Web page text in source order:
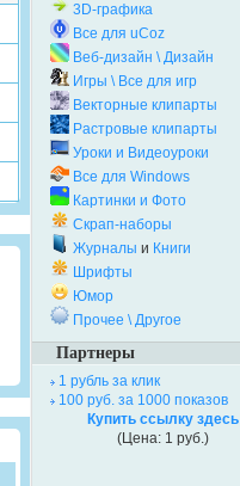
3D-графика
Все для uCoz
Веб-дизайн \ Дизайн
Игры \ Все для игр
Векторные клипарты
Растровые клипарты
Уроки и Видеоуроки
Все для Windows
Картинки и Фото
Скрап-наборы
Журналы и Книги
Шрифты
Юмор
Прочее \ Другое
Партнеры
1 рубль за клик
100 руб. за 1000 показов
Купить ссылку здесь
(Цена: 1 руб.)